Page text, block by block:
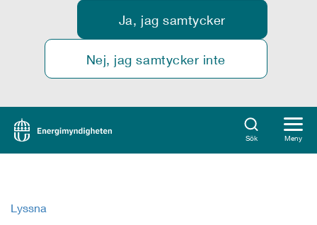
Ja, jag samtycker
Nej, jag samtycker inte
Sök Meny
Lyssna